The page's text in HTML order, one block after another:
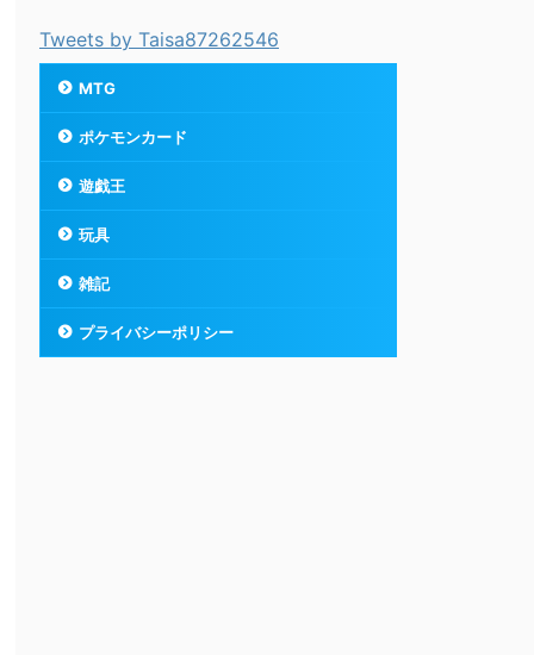
Tweets by Taisa87262546
MTG
ポケモンカード
遊戯王
玩具
雑記
プライバシーポリシー